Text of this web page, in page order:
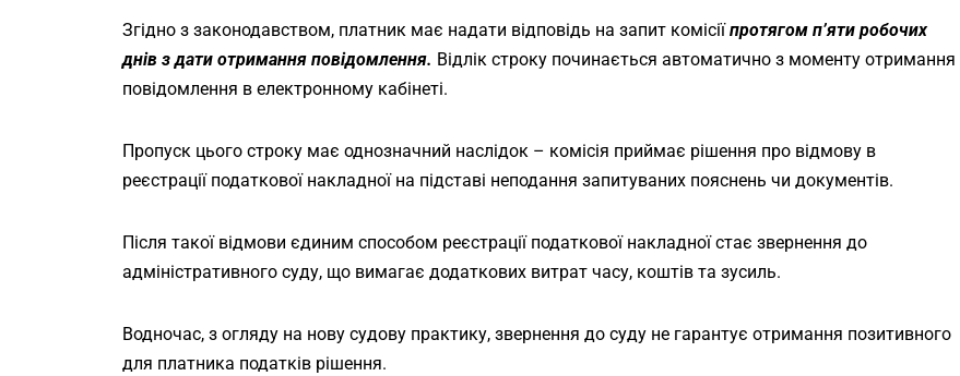
Згідно з законодавством, платник має надати відповідь на запит комісіїпротягом п’яти робочих
днів з дати отримання повідомлення. Відлік строку починається автоматично з моменту отримання
повідомлення в електронному кабінеті.
Пропуск цього строку має однозначний наслідок – комісія приймає рішення про відмову в
реєстрації податкової накладної на підставі неподання запитуваних пояснень чи документів.
Після такої відмови єдиним способом реєстрації податкової накладної стає звернення до
адміністративного суду, що вимагає додаткових витрат часу, коштів та зусиль.
Водночас, з огляду на нову судову практику, звернення до суду не гарантує отримання позитивного
для платника податків рішення.